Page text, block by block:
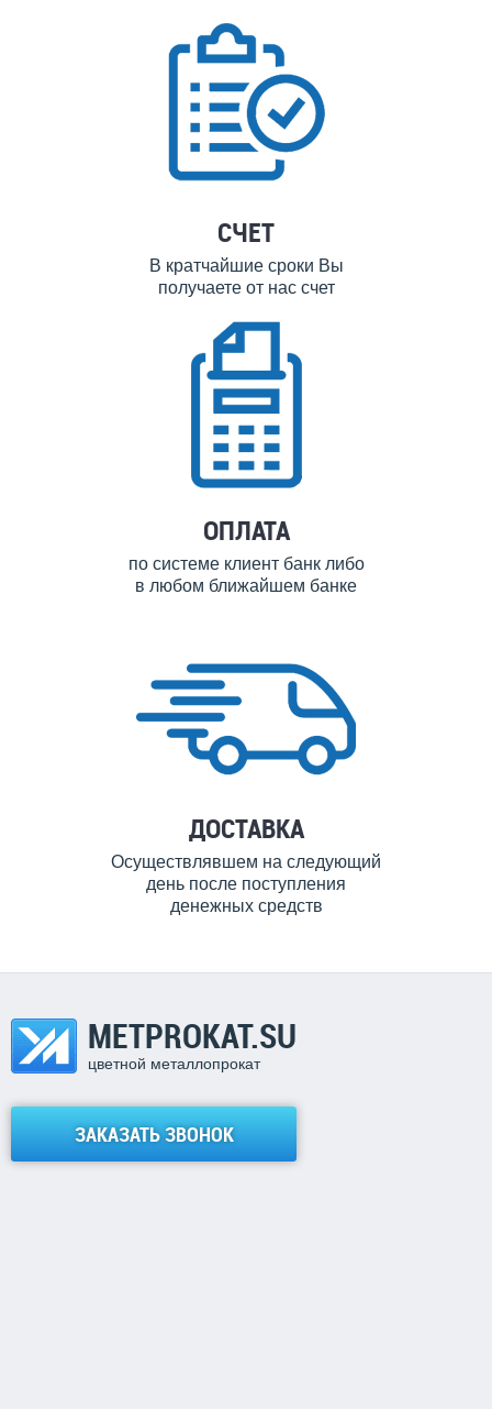
СЧЕТ
В кратчайшие сроки Вы
получаете от нас счет
ОПЛАТА
по системе клиент банк либо
в любом ближайшем банке
ДОСТАВКА
Осуществлявшем на следующий
день после поступления
денежных средств
METPROKAT.SU
цветной металлопрокат
ЗАКАЗАТЬ ЗВОНОК